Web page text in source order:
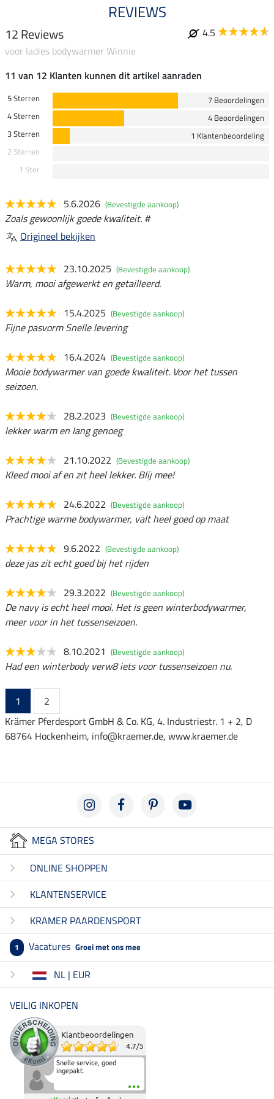
REVIEWS
12 Reviews
4.5
voor ladies bodywarmer Winnie
11 van 12 Klanten kunnen dit artikel aanraden
5 Sterren
7 Beoordelingen
4 Sterren
4 Beoordelingen
3 Sterren
1 Klantenbeoordeling
2 Sterren
1 Ster
5.6.2026 (Bevestigde aankoop)
Zoals gewoonlijk goede kwaliteit. #
Origineel bekijken
23.10.2025 (Bevestigde aankoop)
Warm, mooi afgewerkt en getailleerd.
15.4.2025 (Bevestigde aankoop)
Fijne pasvorm Snelle levering
16.4.2024 (Bevestigde aankoop)
Mooie bodywarmer van goede kwaliteit. Voor het tussen
seizoen.
28.2.2023 (Bevestigde aankoop)
lekker warm en lang genoeg
21.10.2022 (Bevestigde aankoop)
Kleed mooi af en zit heel lekker. Blij mee!
24.6.2022 (Bevestigde aankoop)
Prachtige warme bodywarmer, valt heel goed op maat
9.6.2022 (Bevestigde aankoop)
deze jas zit echt goed bij het rijden
29.3.2022 (Bevestigde aankoop)
De navy is echt heel mooi. Het is geen winterbodywarmer,
meer voor in het tussenseizoen.
8.10.2021 (Bevestigde aankoop)
Had een winterbody verw8 iets voor tussenseizoen nu.
1
2
Krämer Pferdesport GmbH & Co. KG, 4. Industriestr. 1 + 2, D
68764 Hockenheim, info@kraemer.de, www.kraemer.de
MEGA STORES
ONLINE SHOPPEN
KLANTENSERVICE
KRAMER PAARDENSPORT
1 Vacatures Groei met ons mee
NL | EUR
VEILIG INKOPEN
Klantbeoordelingen
4.7/5
Snelle service, goed
ingepakt.